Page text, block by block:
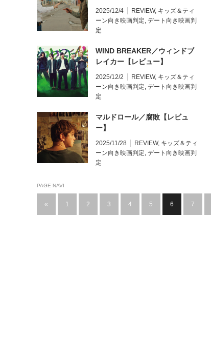
2025/12/4 REVIEW, キッズ＆ティ
ーン向き映画判定, デート向き映画判
定
WIND BREAKER／ウィンドブ
レイカー【レビュー】
2025/12/2 REVIEW, キッズ＆ティ
ーン向き映画判定, デート向き映画判
定
マルドロール／腐敗【レビュ
ー】
2025/11/28 REVIEW, キッズ＆ティ
ーン向き映画判定, デート向き映画判
定
PAGE NAVI
« 1 2 3 4 5 6 7